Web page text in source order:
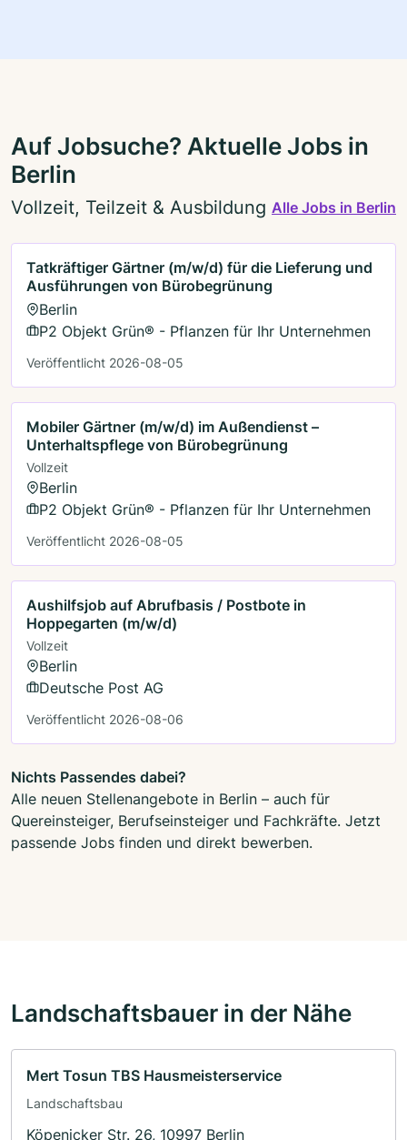
Auf Jobsuche? Aktuelle Jobs in
Berlin
Vollzeit, Teilzeit & Ausbildung Alle Jobs in Berlin
Tatkräftiger Gärtner (m/w/d) für die Lieferung und
Ausführungen von Bürobegrünung
Berlin
P2 Objekt Grün® - Pflanzen für Ihr Unternehmen
Veröffentlicht 2026-08-05
Mobiler Gärtner (m/w/d) im Außendienst –
Unterhaltspflege von Bürobegrünung
Vollzeit
Berlin
P2 Objekt Grün® - Pflanzen für Ihr Unternehmen
Veröffentlicht 2026-08-05
Aushilfsjob auf Abrufbasis / Postbote in
Hoppegarten (m/w/d)
Vollzeit
Berlin
Deutsche Post AG
Veröffentlicht 2026-08-06
Nichts Passendes dabei?
Alle neuen Stellenangebote in Berlin – auch für
Quereinsteiger, Berufseinsteiger und Fachkräfte. Jetzt
passende Jobs finden und direkt bewerben.
Landschaftsbauer in der Nähe
Mert Tosun TBS Hausmeisterservice
Landschaftsbau
Köpenicker Str. 26, 10997 Berlin